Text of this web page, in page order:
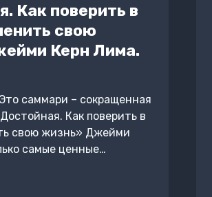
Как поверить в
свою
Керн Лима.
саммари – сокращенная
Как поверить в
свою жизнь» Джейми
самые ценные…